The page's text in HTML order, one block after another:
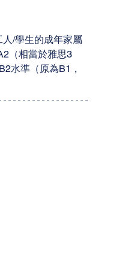
/學生的成年家屬
（相當於雅思3
水準（原為B1，